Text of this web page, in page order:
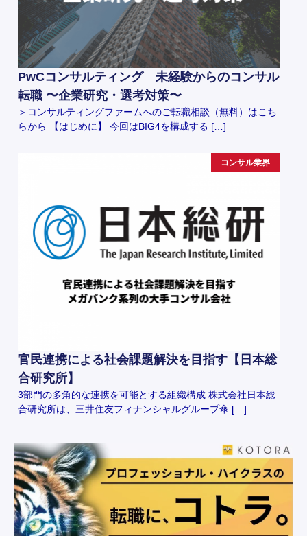
PwCコンサルティング 未経験からのコンサル
転職 〜企業研究・選考対策〜
＞コンサルティングファームへのご転職相談（無料）はこち
らから 【はじめに】 今回はBIG4を構成する […]
コンサル業界
官民連携による社会課題解決を目指す【日本総
合研究所】
3部門の多角的な連携を可能とする組織構成 株式会社日本総
合研究所は、三井住友フィナンシャルグループ傘 […]